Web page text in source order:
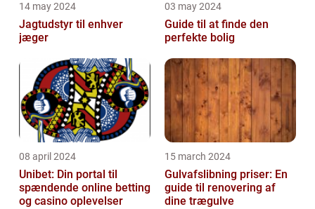
14 may 2024
Jagtudstyr til enhver
jæger
03 may 2024
Guide til at finde den
perfekte bolig
08 april 2024
Unibet: Din portal til
spændende online betting
og casino oplevelser
15 march 2024
Gulvafslibning priser: En
guide til renovering af
dine trægulve